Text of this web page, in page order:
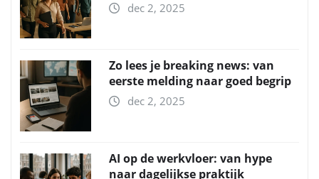
dec 2, 2025
Zo lees je breaking news: van
eerste melding naar goed begrip
dec 2, 2025
AI op de werkvloer: van hype
naar dagelijkse praktijk